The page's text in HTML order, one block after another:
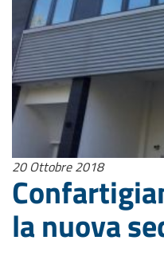
20 Ottobre 2018
la nuova